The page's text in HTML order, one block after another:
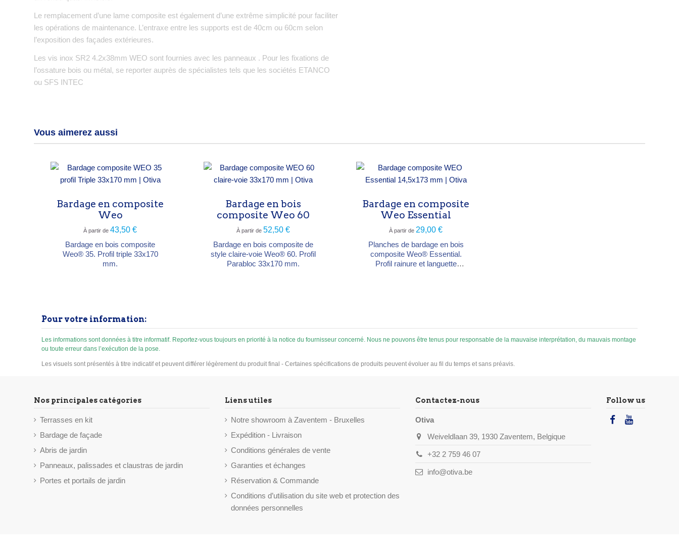
Le remplacement d’une lame composite est également d’une extrême simplicité pour faciliter
les opérations de maintenance. L’entraxe entre les supports est de 40cm ou 60cm selon
l’exposition des façades extérieures.
Les vis inox SR2 4.2x38mm WEO sont fournies avec les panneaux . Pour les fixations de
l’ossature bois ou métal, se reporter auprès de spécialistes tels que les sociétés ETANCO
ou SFS INTEC
Vous aimerez aussi
Bardage en composite
Weo
À partir de43,50 €
Bardage en bois composite
Weo® 35. Profil triple 33x170
mm.
Bardage en bois
composite Weo 60
À partir de 52,50 €
Bardage en bois composite de
style claire-voie Weo® 60. Profil
Parabloc 33x170 mm.
Bardage en composite
Weo Essential
À partir de 29,00 €
Planches de bardage en bois
composite Weo® Essential.
Profil rainure et languette
Pour votre information:
Les informations sont données à titre informatif. Reportez-vous toujours en priorité à la notice du fournisseur concerné. Nous ne pouvons être tenus pour responsable de la mauvaise interprétation, du mauvais montage
ou toute erreur dans l’exécution de la pose.
Les visuels sont présentés à titre indicatif et peuvent différer légèrement du produit final - Certaines spécifications de produits peuvent évoluer au fil du temps et sans préavis.
Nos principales catégories
Terrasses en kit
Bardage de façade
Abris de jardin
Panneaux, palissades et claustras de jardin
Portes et portails de jardin
Liens utiles
Notre showroom à Zaventem - Bruxelles
Expédition - Livraison
Conditions générales de vente
Garanties et échanges
Réservation & Commande
Conditions d’utilisation du site web et protection des
données personnelles
Contactez-nous
Otiva
Weiveldlaan 39, 1930 Zaventem, Belgique
+32 2 759 46 07
info@otiva.be
Follow us